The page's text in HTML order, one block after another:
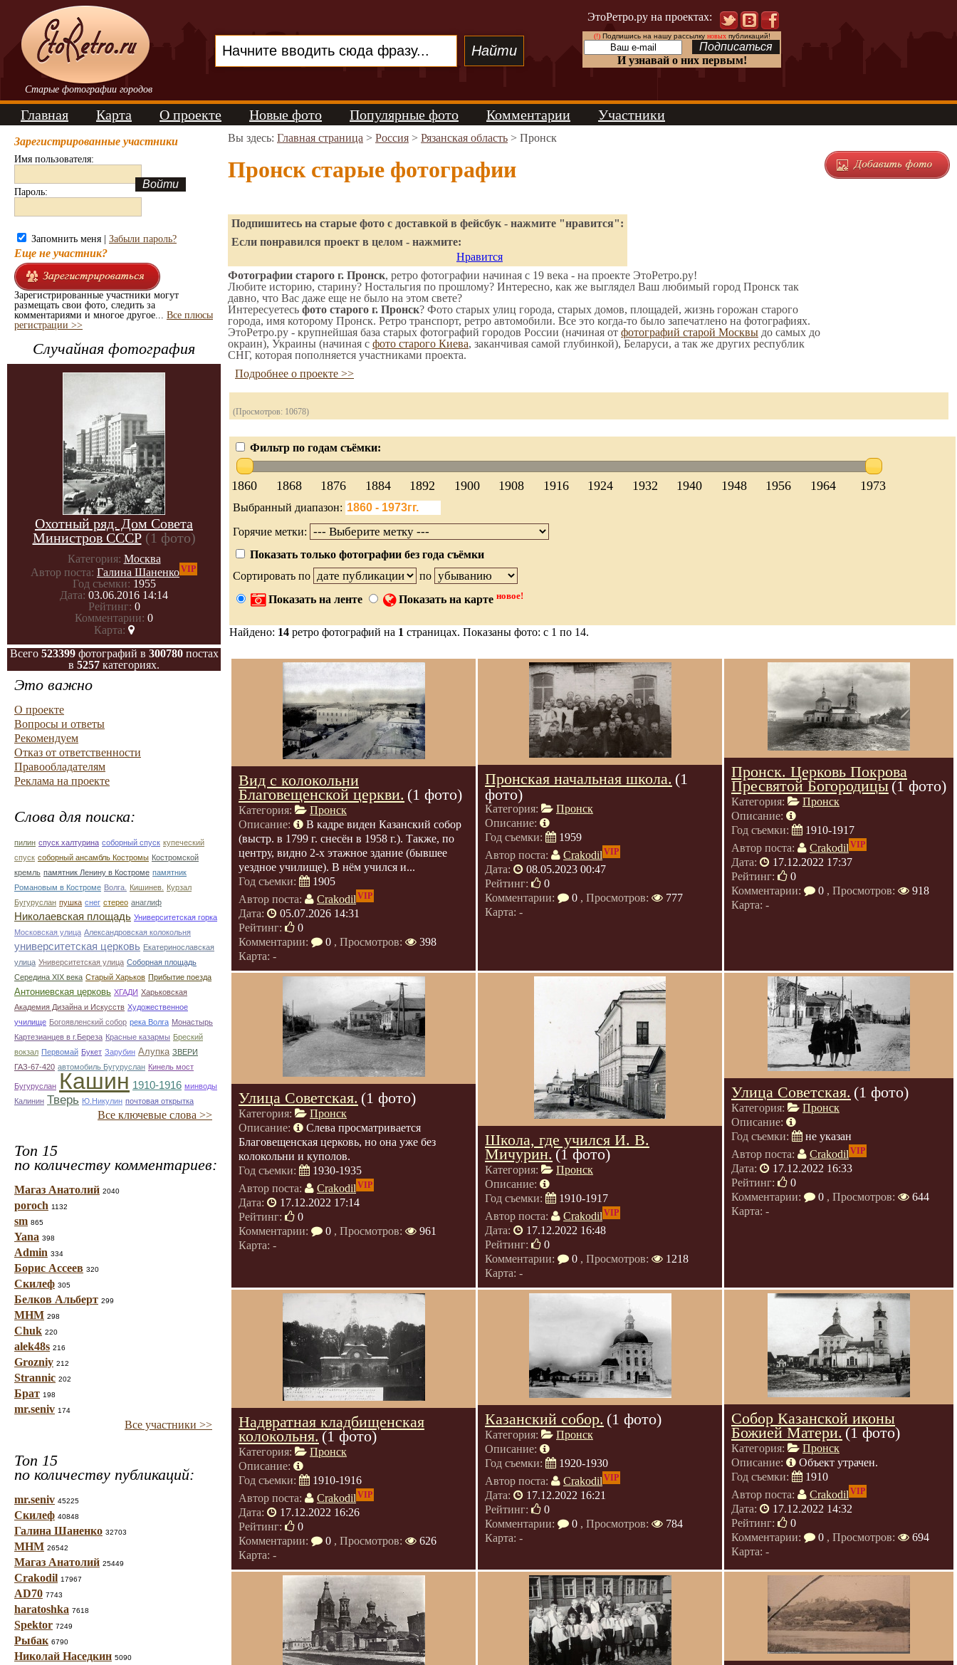
Старые фотографии городов
ЭтоРетро.ру на проектах:
(!)Подпишись на нашу рассылку новыхпубликаций!
И узнавай о них первым!
Главная Карта О проекте Новые фото Популярные фото Комментарии Участники
Зарегистрированные участники
Имя пользователя:
Пароль:
Запомнить меня | Забыли пароль?
Еще не участник?
Зарегистрированные участники могут
размещать свои фото, следить за
комментариями и многое другое... Все плюсы
регистрации >>
Случайная фотография
Охотный ряд. Дом Совета
Министров СССР (1 фото)
Категория: Москва
Автор поста: Галина ШаненкоVIP
Год съемки: 1955
Дата: 03.06.2016 14:14
Рейтинг: 0
Комментарии: 0
Карта:
Всего 523399фотографий в 300780постах
в 5257 категориях.
Это важно
О проекте
Вопросы и ответы
Рекомендуем
Отказ от ответственности
Правообладателям
Реклама на проекте
Слова для поиска:
пилин спуск халтурина соборный спуск купеческий
спуск соборный ансамбль Костромы Костромской
кремль памятник Ленину в Костроме памятник
Романовым в Костроме Волга. Кишинев.
Курзал
Бугуруслан пушка снег стерео анаглиф
Николаевская площадь Университетская горка
Московская улица Александровская колокольня
университетская церковь Екатеринославская
улица Университетская улица Соборная площадь
Середина XIX века Старый Харьков Прибытие поезда
Антониевская церковь ХГАДИ Харьковская
Академия Дизайна и Искусств Художественное
училище Богоявленский собор река Волга Монастырь
Картезианцев в г.Береза Красные казармы Бреский
вокзал Первомай Букет Зарубин Алупка ЗВЕРИ
ГАЗ-67-420 автомобиль Бугуруслан Кинель мост
Бугуруслан Кашин 1910-1916 минводы
Калинин Тверь Ю.Никулин почтовая открытка
Все ключевые слова >>
Топ 15
по количеству комментариев:
Магаз Анатолий 2040
poroch 1132
sm 865
Yana 398
Admin 334
Борис Ассеев 320
Скилеф 305
Белков Альберт 299
МНМ 298
Chuk 220
alek48s 216
Grozniy 212
Strannic 202
Брат 198
mr.seniv 174
Все участники >>
Топ 15
по количеству публикаций:
mr.seniv 45225
Скилеф 40848
Галина Шаненко 32703
МНМ 26542
Магаз Анатолий 25449
Crakodil 17967
AD70 7743
haratoshka 7618
Spektor 7249
Рыбак 6790
Николай Наседкин 5090
Вы здесь: Главная страница > Россия > Рязанская область > Пронск
Пронск старые фотографии
Подпишитесь на старые фото с доставкой в фейсбук - нажмите "нравится":
Если понравился проект в целом - нажмите:
Нравится
Фотографии старого г. Пронск, ретро фотографии начиная с 19 века - на проекте ЭтоРетро.ру!
Любите историю, старину? Ностальгия по прошлому? Интересно, как же выглядел Ваш любимый город Пронск так
давно, что Вас даже еще не было на этом свете?
Интересуетесь фото старого г. Пронск? Фото старых улиц города, старых домов, площадей, жизнь горожан старого
города, имя которому Пронск. Ретро транспорт, ретро автомобили. Все это когда-то было запечатлено на фотографиях.
ЭтоРетро.ру - крупнейшая база старых фотографий городов России (начиная от фотографий старой Москвы до самых до
окраин), Украины (начиная с фото старого Киева, заканчивая самой глубинкой), Беларуси, а так же других республик
СНГ, которая пополняется участниками проекта.
Подробнее о проекте >>
(Просмотров: 10678)
Фильтр по годам съёмки:
1860 1868 1876 1884 1892 1900 1908 1916 1924 1932 1940 1948 1956 1964 1973
Выбранный диапазон:
Горячие метки:
Показать только фотографии без года съёмки
Сортировать по
по
Показать на ленте
Показать на карте новое!
Найдено: 14 ретро фотографий на 1 страницах. Показаны фото: с 1 по 14.
Вид с колокольни
Благовещенской церкви. (1 фото)
Категория:
Пронск
Описание:
В кадре виден Казанский собор
(выстр. в 1799 г. снесён в 1958 г.). Также, по
центру, видно 2-х этажное здание (бывшее
уездное училище). В нём учился и...
Год съемки:
1905
Автор поста:
Crakodil VIP
Дата:
05.07.2026 14:31
Рейтинг:
0
Комментарии:
0 , Просмотров:
398
Карта: -
Пронская начальная школа. (1
фото)
Категория:
Пронск
Описание:
Год съемки:
1959
Автор поста:
Crakodil VIP
Дата:
08.05.2023 00:47
Рейтинг:
0
Комментарии:
0 , Просмотров:
777
Карта: -
Пронск. Церковь Покрова
Пресвятой Богородицы(1 фото)
Категория:
Пронск
Описание:
Год съемки:
1910-1917
Автор поста:
Crakodil VIP
Дата:
17.12.2022 17:37
Рейтинг:
0
Комментарии:
0 , Просмотров:
918
Карта: -
Улица Советская. (1 фото)
Категория:
Пронск
Описание:
Слева просматривается
Благовещенская церковь, но она уже без
колокольни и куполов.
Год съемки:
1930-1935
Автор поста:
Crakodil VIP
Дата:
17.12.2022 17:14
Рейтинг:
0
Комментарии:
0 , Просмотров:
961
Карта: -
Школа, где учился И. В.
Мичурин.(1 фото)
Категория:
Пронск
Описание:
Год съемки:
1910-1917
Автор поста:
Crakodil VIP
Дата:
17.12.2022 16:48
Рейтинг:
0
Комментарии:
0 , Просмотров:
1218
Карта: -
Улица Советская. (1 фото)
Категория:
Пронск
Описание:
Год съемки:
не указан
Автор поста:
Crakodil VIP
Дата:
17.12.2022 16:33
Рейтинг:
0
Комментарии:
0 , Просмотров:
644
Карта: -
Надвратная кладбищенская
колокольня.(1 фото)
Категория:
Пронск
Описание:
Год съемки:
1910-1916
Автор поста:
Crakodil VIP
Дата:
17.12.2022 16:26
Рейтинг:
0
Комментарии:
0 , Просмотров:
626
Карта: -
Казанский собор. (1 фото)
Категория:
Пронск
Описание:
Год съемки:
1920-1930
Автор поста:
Crakodil VIP
Дата:
17.12.2022 16:21
Рейтинг:
0
Комментарии:
0 , Просмотров:
784
Карта: -
Собор Казанской иконы
Божией Матери.(1 фото)
Категория:
Пронск
Описание:
Объект утрачен.
Год съемки:
1910
Автор поста:
Crakodil VIP
Дата:
17.12.2022 14:32
Рейтинг:
0
Комментарии:
0 , Просмотров:
694
Карта: -